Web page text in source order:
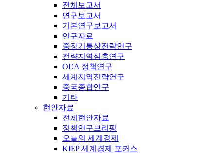
전체보고서
연구보고서
기본연구보고서
연구자료
중장기통상전략연구
전략지역심층연구
ODA 정책연구
세계지역전략연구
중국종합연구
기타
현안자료
전체현안자료
정책연구브리핑
오늘의 세계경제
KIEP 세계경제 포커스